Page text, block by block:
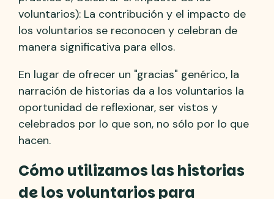
voluntarios): La contribución y el impacto de
los voluntarios se reconocen y celebran de
manera significativa para ellos.
En lugar de ofrecer un "gracias" genérico, la
narración de historias da a los voluntarios la
oportunidad de reflexionar, ser vistos y
celebrados por lo que son, no sólo por lo que
hacen.
Cómo utilizamos las historias
de los voluntarios para